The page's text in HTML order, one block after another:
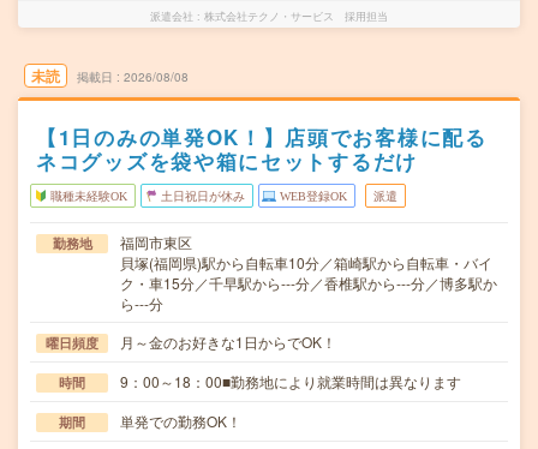
派遣会社 株式会社テクノ・サービス 採用担当
未読 掲載日 2026/08/08
【1日のみの単発OK！】店頭でお客様に配る
ネコグッズを袋や箱にセットするだけ
職種未経験OK 土日祝日が休み WEB登録OK 派遣
勤務地
福岡市東区
貝塚(福岡県)駅から自転車10分／箱崎駅から自転車・バイ
ク・車15分／千早駅から---分／香椎駅から---分／博多駅か
ら---分
曜日頻度 月～金のお好きな1日からでOK！
時間 9：00～18：00■勤務地により就業時間は異なります
期間 単発での勤務OK！